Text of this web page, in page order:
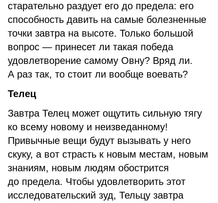
старательно раздует его до предела: его
способность давить на самые болезненные
точки завтра на высоте. Только большой
вопрос — принесет ли такая победа
удовлетворение самому Овну? Вряд ли.
А раз так, то стоит ли вообще воевать?
Телец
Завтра Телец может ощутить сильную тягу
ко всему новому и неизведанному!
Привычные вещи будут вызывать у него
скуку, а вот страсть к новым местам, новым
знаниям, новым людям обострится
до предела. Чтобы удовлетворить этот
исследовательский зуд, Тельцу завтра